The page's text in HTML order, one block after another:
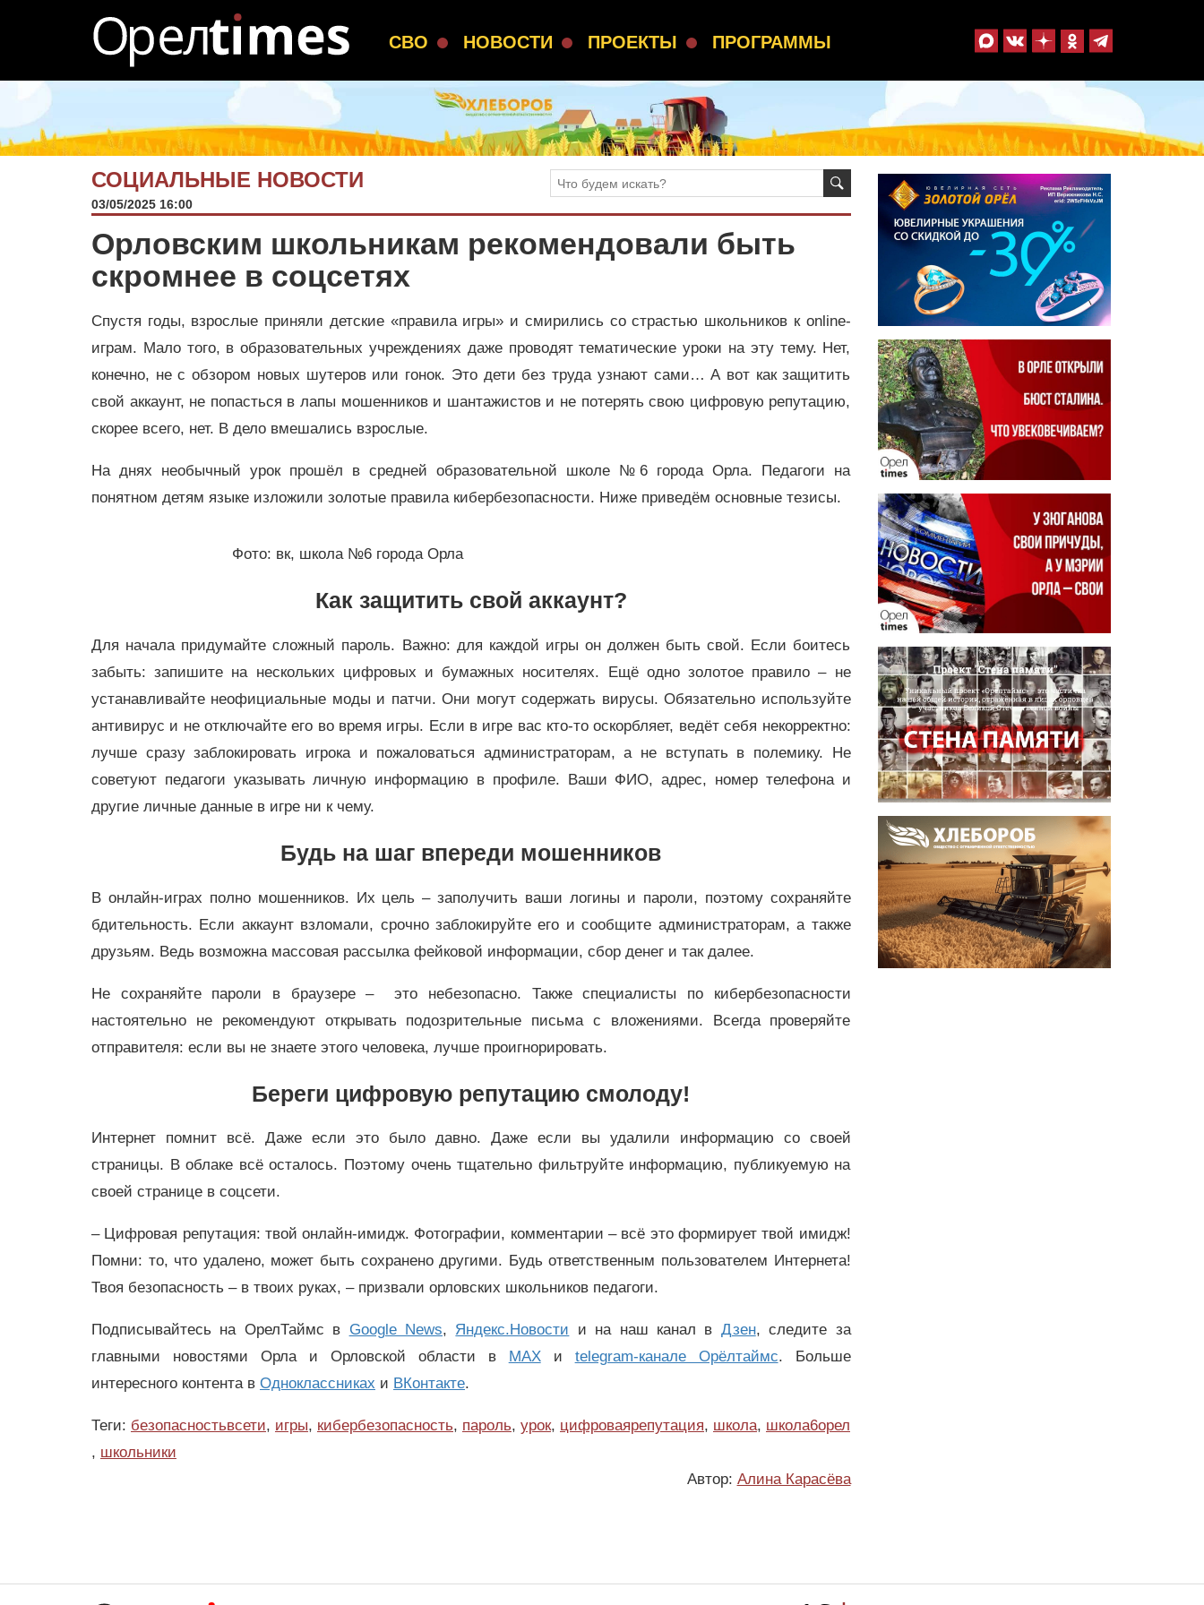
СВО НОВОСТИ ПРОЕКТЫ ПРОГРАММЫ
СОЦИАЛЬНЫЕ НОВОСТИ
03/05/2025 16:00
Орловским школьникам рекомендовали быть
скромнее в соцсетях
Спустя годы, взрослые приняли детские «правила игры» и смирились со страстью школьников к оnline-
играм. Мало того, в образовательных учреждениях даже проводят тематические уроки на эту тему. Нет,
конечно, не с обзором новых шутеров или гонок. Это дети без труда узнают сами… А вот как защитить
свой аккаунт, не попасться в лапы мошенников и шантажистов и не потерять свою цифровую репутацию,
скорее всего, нет. В дело вмешались взрослые.
На днях необычный урок прошёл в средней образовательной школе №6 города Орла. Педагоги на
понятном детям языке изложили золотые правила кибербезопасности. Ниже приведём основные тезисы.
Фото: вк, школа №6 города Орла
Как защитить свой аккаунт?
Для начала придумайте сложный пароль. Важно: для каждой игры он должен быть свой. Если боитесь
забыть: запишите на нескольких цифровых и бумажных носителях. Ещё одно золотое правило – не
устанавливайте неофициальные моды и патчи. Они могут содержать вирусы. Обязательно используйте
антивирус и не отключайте его во время игры. Если в игре вас кто-то оскорбляет, ведёт себя некорректно:
лучше сразу заблокировать игрока и пожаловаться администраторам, а не вступать в полемику. Не
советуют педагоги указывать личную информацию в профиле. Ваши ФИО, адрес, номер телефона и
другие личные данные в игре ни к чему.
Будь на шаг впереди мошенников
В онлайн-играх полно мошенников. Их цель – заполучить ваши логины и пароли, поэтому сохраняйте
бдительность. Если аккаунт взломали, срочно заблокируйте его и сообщите администраторам, а также
друзьям. Ведь возможна массовая рассылка фейковой информации, сбор денег и так далее.
Не сохраняйте пароли в браузере – это небезопасно. Также специалисты по кибербезопасности
настоятельно не рекомендуют открывать подозрительные письма с вложениями. Всегда проверяйте
отправителя: если вы не знаете этого человека, лучше проигнорировать.
Береги цифровую репутацию смолоду!
Интернет помнит всё. Даже если это было давно. Даже если вы удалили информацию со своей
страницы. В облаке всё осталось. Поэтому очень тщательно фильтруйте информацию, публикуемую на
своей странице в соцсети.
– Цифровая репутация: твой онлайн-имидж. Фотографии, комментарии – всё это формирует твой имидж!
Помни: то, что удалено, может быть сохранено другими. Будь ответственным пользователем Интернета!
Твоя безопасность – в твоих руках, – призвали орловских школьников педагоги.
Подписывайтесь на ОрелТаймс в Google News, Яндекс.Новости и на наш канал в Дзен, следите за
главными новостями Орла и Орловской области в MAXи telegram-канале Орёлтаймс. Больше
интересного контента в Одноклассниках и ВКонтакте.
Теги: безопасностьвсети, игры, кибербезопасность, пароль, урок, цифроваярепутация, школа, школа6орел
, школьники
Автор: Алина Карасёва